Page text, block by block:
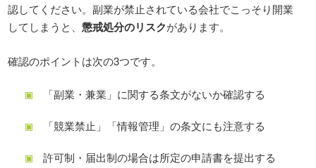
認してください。副業が禁止されている会社でこっそり開業
してしまうと、懲戒処分のリスクがあります。
確認のポイントは次の3つです。
「副業・兼業」に関する条文がないか確認する
「競業禁止」「情報管理」の条文にも注意する
許可制・届出制の場合は所定の申請書を提出する